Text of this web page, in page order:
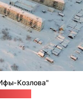
Козлова"